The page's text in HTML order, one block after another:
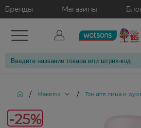
Бренды Магазины
/ Макияж / Тон для лица и
-25%